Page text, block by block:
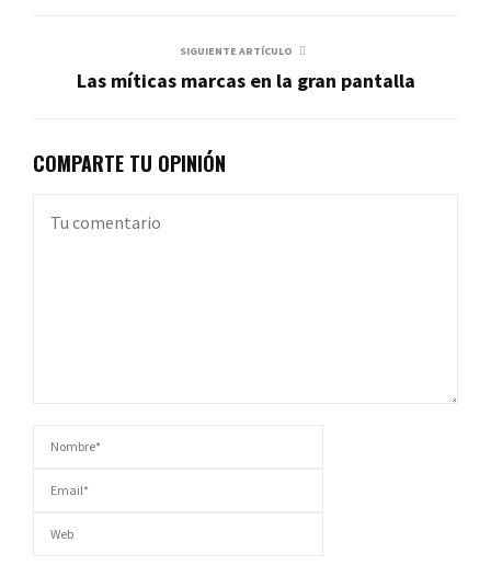
SIGUIENTE ARTÍCULO
Las míticas marcas en la gran pantalla
COMPARTE TU OPINIÓN